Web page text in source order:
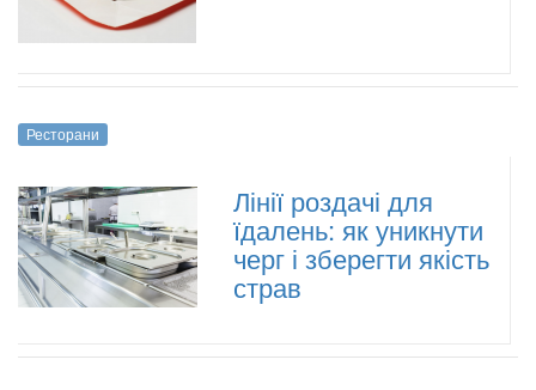
Ресторани
Лінії роздачі для
їдалень: як уникнути
черг і зберегти якість
страв